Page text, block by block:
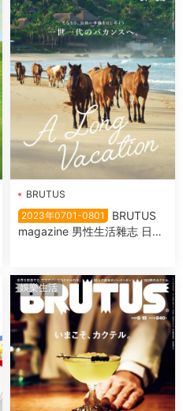
BRUTUS
2023年0701-0801
BRUTUS
magazine 男性生活雜志 日本
娛樂生活